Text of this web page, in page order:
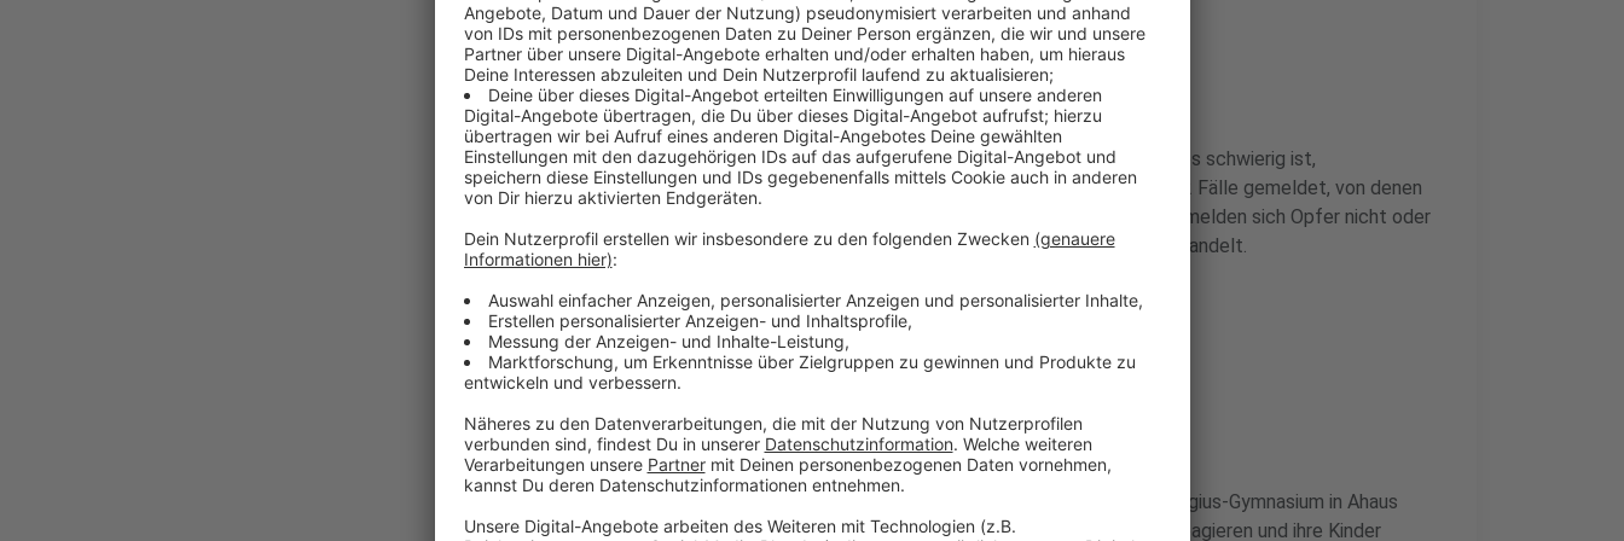
Herausforderungen bei der Erkennung von Mobbing
Anzeige
Die Regionale Schulberatungsstelle des Kreises berichtet, dass es schwierig ist,
aussagekräftige Zahlen zu Mobbing zu erhalten. 2023 wurden 352 Fälle gemeldet, von denen
nur 4 Prozent als tatsächliches Mobbing eingestuft wurden. Oft melden sich Opfer nicht oder
es ist unklar, ob es sich um Mobbing oder einen anderen Konflikt handelt.
Anzeige
Unterstützung für betroffene Familien
Anzeige
Heut (18.02.25) sind Eltern zu einem Info-Abend im Alexander-Hegius-Gymnasium in Ahaus
eingeladen. Dort erfahren sie, wie sie Mobbing erkennen, darauf reagieren und ihre Kinder